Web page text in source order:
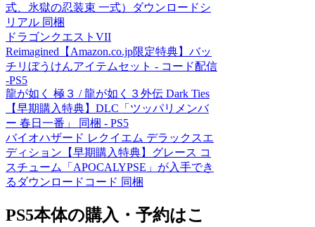
式、氷獄の忍装束 一式）ダウンロードシ
リアル 同梱
ドラゴンクエストVII
Reimagined【Amazon.co.jp限定特典】バッ
チリぼうけんアイテムセット - コード配信
-PS5
龍が如く 極３ / 龍が如く３外伝 Dark Ties
【早期購入特典】DLC「ツッパリメンバ
ー 春日一番」 同梱 - PS5
バイオハザード レクイエム デラックスエ
ディション【早期購入特典】グレース コ
スチューム「APOCALYPSE」が入手でき
るダウンロードコード 同梱
PS5本体の購入・予約はこ